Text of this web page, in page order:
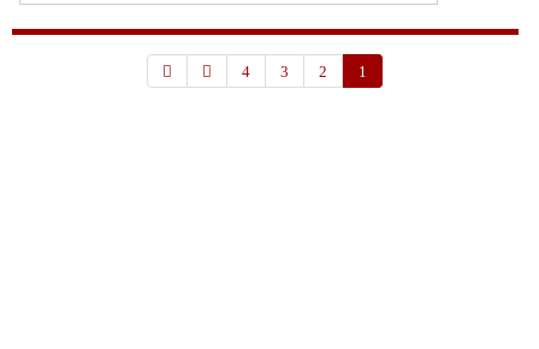
1
2
3
4